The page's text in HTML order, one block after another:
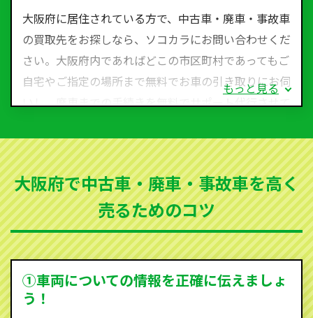
大阪府に居住されている方で、中古車・廃車・事故車
の買取先をお探しなら、ソコカラにお問い合わせくだ
さい。大阪府内であればどこの市区町村であってもご
自宅やご指定の場所まで無料でお車の引き取りにお伺
いし、廃車までの手続きを無料でサポート代行させて
など動かない車、水害車、不動車、乗らなくなってし
まった車、車検が切れて動かすことができない車でも
買取可能です。
ソコカラは世界１１０か国に独自の販売ネットワーク
を持ち、国内に自社物流網、自社ヤードをもっている
ため、中間マージンがかかりません。だから高価買取
を実現し、お客様に利益を還元することができるので
す。
もっと見る
大阪府で中古車・廃車・事故車を高く
売るためのコツ
①車両についての情報を正確に伝えましょ
う！